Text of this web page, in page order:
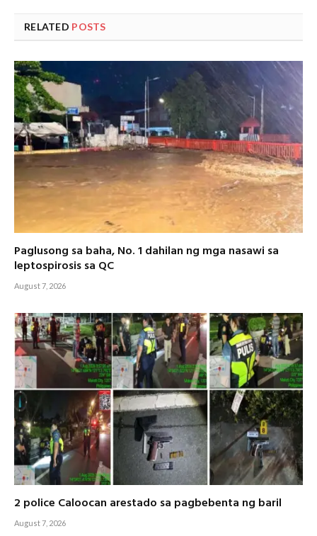
RELATED POSTS
Paglusong sa baha, No. 1 dahilan ng mga nasawi sa
leptospirosis sa QC
August 7, 2026
2 police Caloocan arestado sa pagbebenta ng baril
August 7, 2026